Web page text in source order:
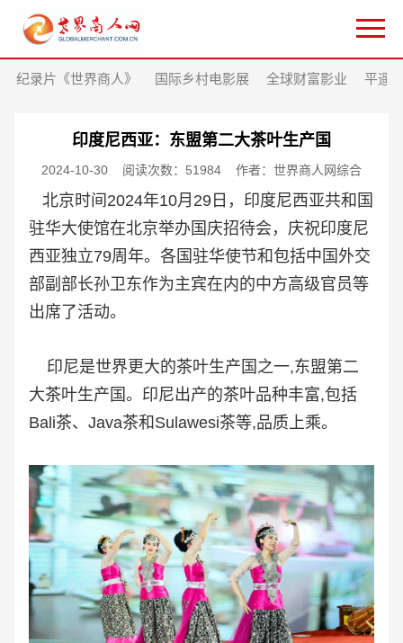
纪录片《世界商人》 国际乡村电影展 全球财富影业 平遥
印度尼西亚：东盟第二大茶叶生产国
2024-10-30 阅读次数：51984 作者：世界商人网综合
北京时间2024年10月29日，印度尼西亚共和国
驻华大使馆在北京举办国庆招待会，庆祝印度尼
西亚独立79周年。各国驻华使节和包括中国外交
部副部长孙卫东作为主宾在内的中方高级官员等
出席了活动。
印尼是世界更大的茶叶生产国之一,东盟第二
大茶叶生产国。印尼出产的茶叶品种丰富,包括
Bali茶、Java茶和Sulawesi茶等,品质上乘。